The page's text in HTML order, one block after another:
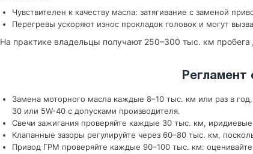
Чувствителен к качеству масла: затягивание с заменой
Перегревы ускоряют износ прокладок головок и могут
На практике владельцы получают 250–300 тыс. км
Регламент
Замена моторного масла каждые 8–10 тыс. км или раз в
30 или 5W-40 с допусками производителя.
Свечи зажигания проверяйте каждые 30 тыс. км,
Клапанные зазоры регулируйте через 60–80 тыс. км,
Привод ГРМ проверяйте каждые 90–100 тыс. км: